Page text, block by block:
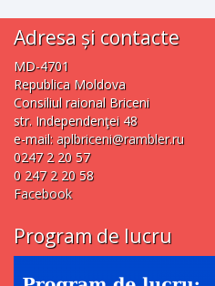
Adresa și contacte
MD-4701
Republica Moldova
Consiliul raional Briceni
str. Independenţei 48
e-mail: aplbriceni@rambler.ru
0247 2 20 57
0 247 2 20 58
Facebook
Program de lucru